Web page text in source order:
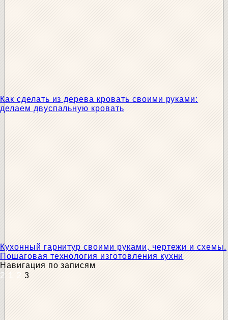
Как сделать из дерева кровать своими руками:
делаем двуспальную кровать
Кухонный гарнитур своими руками, чертежи и схемы.
Пошаговая технология изготовления кухни
Навигация по записям
2 1 2 3